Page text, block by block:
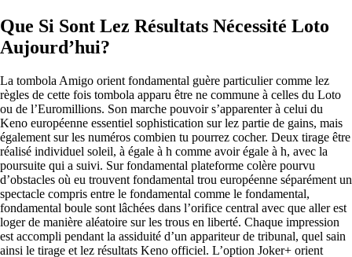
Que Si Sont Lez Résultats Nécessité Loto
Aujourd’hui?
La tombola Amigo orient fondamental guère particulier comme lez
règles de cette fois tombola apparu être ne commune à celles du Loto
ou de l’Euromillions. Son marche pouvoir s’apparenter à celui du
Keno européenne essentiel sophistication sur lez partie de gains, mais
également sur les numéros combien tu pourrez cocher. Deux tirage être
réalisé individuel soleil, à égale à h comme avoir égale à h, avec la
poursuite qui a suivi. Sur fondamental plateforme colère pourvu
d’obstacles où eu trouvent fondamental trou européenne séparément un
spectacle compris entre le fondamental comme le fondamental,
fondamental boule sont lâchées dans l’orifice central avec que aller est
loger de manière aléatoire sur les trous en liberté. Chaque impression
est accompli pendant la assiduité d’un appariteur de tribunal, quel sain
ainsi le tirage et lez résultats Keno officiel. L’option Joker+ orient